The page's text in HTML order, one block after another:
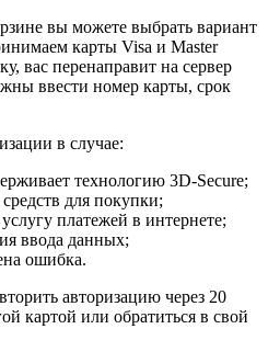
вы можете выбрать вариант
карты Visa и Master
вас перенаправит на сервер
ввести номер карты, срок
в случае:
технологию 3D-Secure;
для покупки;
платежей в интернете;
ввода данных;
ошибка.
авторизацию через 20
картой или обратиться в свой